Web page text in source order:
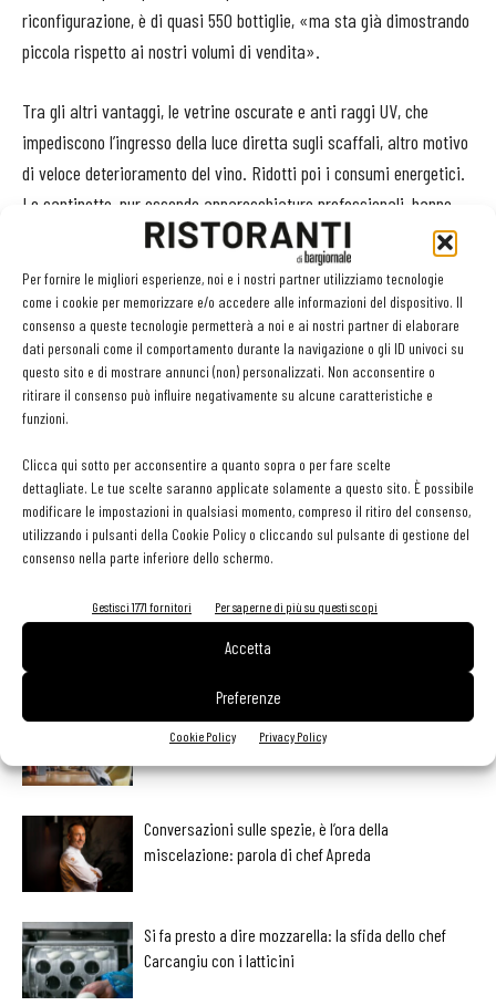
Per fornire le migliori esperienze, noi e i nostri partner utilizziamo tecnologie
come i cookie per memorizzare e/o accedere alle informazioni del dispositivo. Il
consenso a queste tecnologie permetterà a noi e ai nostri partner di elaborare
dati personali come il comportamento durante la navigazione o gli ID univoci su
questo sito e di mostrare annunci (non) personalizzati. Non acconsentire o
ritirare il consenso può influire negativamente su alcune caratteristiche e
funzioni.
Clicca qui sotto per acconsentire a quanto sopra o per fare scelte
dettagliate. Le tue scelte saranno applicate solamente a questo sito. È possibile
modificare le impostazioni in qualsiasi momento, compreso il ritiro del consenso,
utilizzando i pulsanti della Cookie Policy o cliccando sul pulsante di gestione del
consenso nella parte inferiore dello schermo.
Gestisci 1771 fornitori Per saperne di più su questi scopi
Accetta
Preferenze
Cookie Policy Privacy Policy
riconfigurazione, è di quasi 550 bottiglie, «ma sta già dimostrando
piccola rispetto ai nostri volumi di vendita».
Tra gli altri vantaggi, le vetrine oscurate e anti raggi UV, che
impediscono l’ingresso della luce diretta sugli scaffali, altro motivo
di veloce deterioramento del vino. Ridotti poi i consumi energetici.
Le cantinette, pur essendo apparecchiature professionali, hanno
l’obbligo dell’etichetta energetica. Per questo motivo è facile
prevederne i costi di gestione all’atto dell’acquisto. In particolare, la
Concept di Nevada è di classe B, con un consumo annuo di 237
kWh, che al costo medio di 13 centesimi a kWh comportano una
spesa per l’elettricità di poco più di 30 euro.
Facebook Twitter
Pos, compagni di gestione. Le ultime soluzioni delle
aziende
Conversazioni sulle spezie, è l’ora della
miscelazione: parola di chef Apreda
Si fa presto a dire mozzarella: la sfida dello chef
Carcangiu con i latticini